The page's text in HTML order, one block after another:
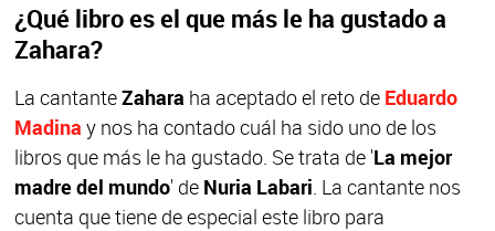
¿Qué libro es el que más le ha gustado a
Zahara?
La cantanteZahara ha aceptado el reto de Eduardo
Madina y nos ha contado cuál ha sido uno de los
libros que más le ha gustado. Se trata de 'La mejor
madre del mundo' deNuria Labari . La cantante nos
cuenta que tiene de especial este libro para